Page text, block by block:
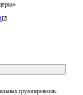
грузоперевозок.